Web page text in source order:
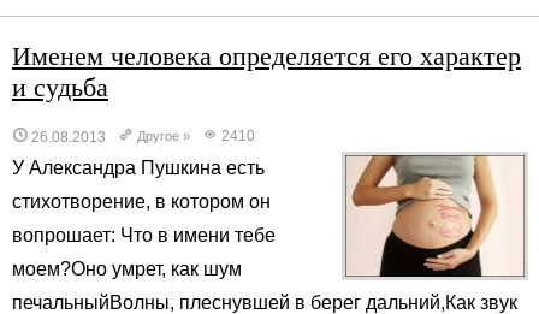
Именем человека определяется его характер
и судьба
26.08.2013 Другое » 2410
У Александра Пушкина есть
стихотворение, в котором он
вопрошает: Что в имени тебе
моем?Оно умрет, как шум
печальныйВолны, плеснувшей в берег дальний,Как звук